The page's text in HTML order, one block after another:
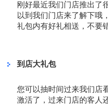
刚好最近我们门店推出了
以到我们门店来了解下哦
礼包内有好礼相送，不要
到店大礼包
您可以抽时间过来我们店
激活了，过来门店的客人